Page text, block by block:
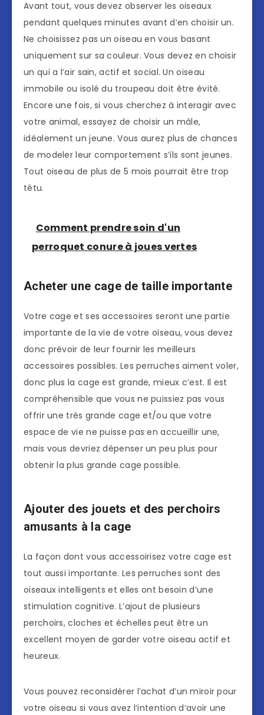
Avant tout, vous devez observer les oiseaux
pendant quelques minutes avant d’en choisir un.
Ne choisissez pas un oiseau en vous basant
uniquement sur sa couleur. Vous devez en choisir
un qui a l’air sain, actif et social. Un oiseau
immobile ou isolé du troupeau doit être évité.
Encore une fois, si vous cherchez à interagir avec
votre animal, essayez de choisir un mâle,
idéalement un jeune. Vous aurez plus de chances
de modeler leur comportement s’ils sont jeunes.
Tout oiseau de plus de 5 mois pourrait être trop
têtu.
Comment prendre soin d'un
perroquet conure à joues vertes
Acheter une cage de taille importante
Votre cage et ses accessoires seront une partie
importante de la vie de votre oiseau, vous devez
donc prévoir de leur fournir les meilleurs
accessoires possibles. Les perruches aiment voler,
donc plus la cage est grande, mieux c’est. Il est
compréhensible que vous ne puissiez pas vous
offrir une très grande cage et/ou que votre
espace de vie ne puisse pas en accueillir une,
mais vous devriez dépenser un peu plus pour
obtenir la plus grande cage possible.
Ajouter des jouets et des perchoirs
amusants à la cage
La façon dont vous accessoirisez votre cage est
tout aussi importante. Les perruches sont des
oiseaux intelligents et elles ont besoin d’une
stimulation cognitive. L’ajout de plusieurs
perchoirs, cloches et échelles peut être un
excellent moyen de garder votre oiseau actif et
heureux.
Vous pouvez reconsidérer l’achat d’un miroir pour
votre oiseau si vous avez l’intention d’avoir une